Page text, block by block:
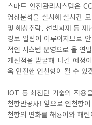
스마트 안전관리시스템은
영상분석을 실시해 실시간
및 해상추락, 선박화재 등 재
경보 알림이 이루어지므로
적인 시스템 운영으로 올 연
개선점을 발굴해 나갈 예정
욱 안전한 인천항이 될 수 있
IOT등 최첨단 기술의 적용
천항만공사! 앞으로 인천항
천항의 변화를 해룡이와 해